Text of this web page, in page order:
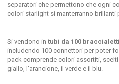
separatori che permettono che ogni
colori starlight si manterranno brillanti
Si vendono in tubi da 100 braccialetti
includendo 100 connettori per poter
pack comprende colori assortiti, scelti
giallo, l'arancione, il verde e il blu.